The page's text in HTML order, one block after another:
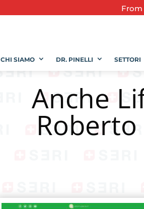
From
CHI SIAMO DR. PINELLI SETTORI
Anche
Roberto